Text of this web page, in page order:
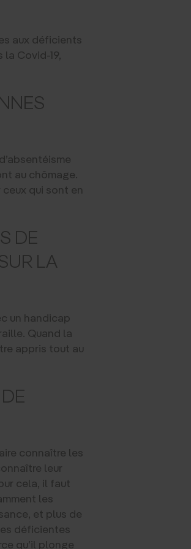
aux déficients
la Covid-19,
au chômage.
qui sont en
DE
LA
un handicap
Quand la
appris tout au
connaître les
leur
cela, il faut
les
et plus de
déficientes
qu’il plonge